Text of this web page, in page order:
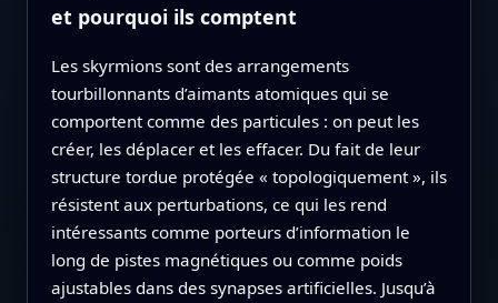
et pourquoi ils comptent
Les skyrmions sont des arrangements
tourbillonnants d’aimants atomiques qui se
comportent comme des particules : on peut les
créer, les déplacer et les effacer. Du fait de leur
structure tordue protégée « topologiquement », ils
résistent aux perturbations, ce qui les rend
intéressants comme porteurs d’information le
long de pistes magnétiques ou comme poids
ajustables dans des synapses artificielles. Jusqu’à